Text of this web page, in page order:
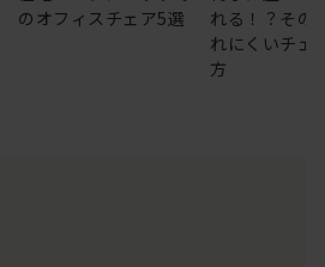
のオフィスチェア5選
れる！？その
れにくいチェ
方